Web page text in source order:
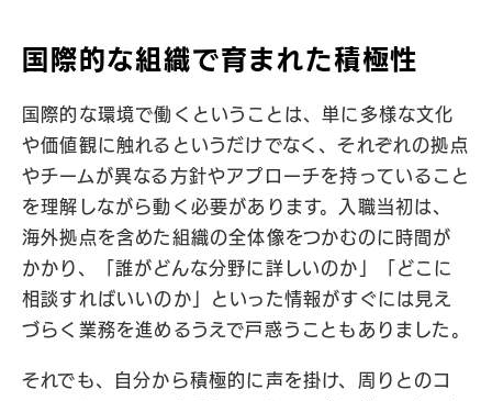
国際的な組織で育まれた積極性
国際的な環境で働くということは、単に多様な文化
や価値観に触れるというだけでなく、それぞれの拠点
やチームが異なる方針やアプローチを持っていること
を理解しながら動く必要があります。入職当初は、
海外拠点を含めた組織の全体像をつかむのに時間が
かかり、「誰がどんな分野に詳しいのか」「どこに
相談すればいいのか」といった情報がすぐには見え
づらく業務を進めるうえで戸惑うこともありました。
それでも、自分から積極的に声を掛け、周りとのコ